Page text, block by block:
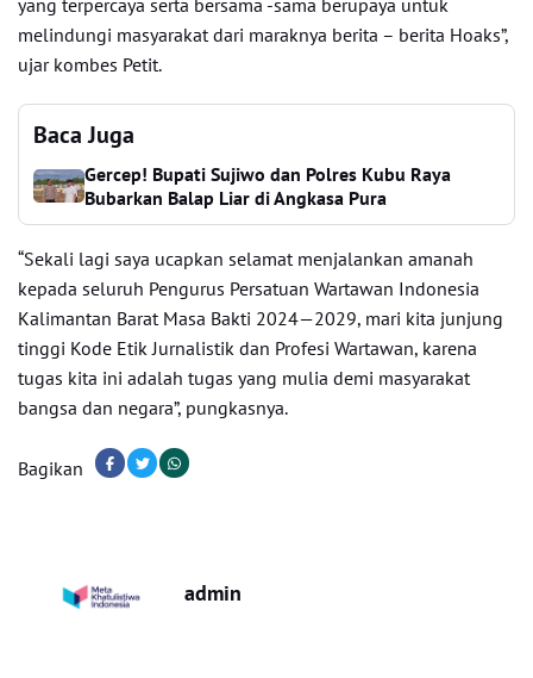
yang terpercaya serta bersama -sama berupaya untuk
melindungi masyarakat dari maraknya berita – berita Hoaks”,
ujar kombes Petit.
Baca Juga
Gercep! Bupati Sujiwo dan Polres Kubu Raya
Bubarkan Balap Liar di Angkasa Pura
“Sekali lagi saya ucapkan selamat menjalankan amanah
kepada seluruh Pengurus Persatuan Wartawan Indonesia
Kalimantan Barat Masa Bakti 2024—2029, mari kita junjung
tinggi Kode Etik Jurnalistik dan Profesi Wartawan, karena
tugas kita ini adalah tugas yang mulia demi masyarakat
bangsa dan negara”, pungkasnya.
Bagikan
admin